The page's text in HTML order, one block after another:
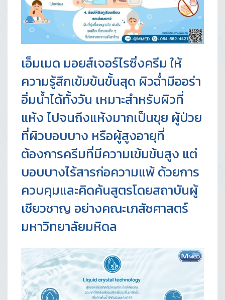
เอ็มเมด มอยส์เจอร์ไรซิ่งครีม ให้
ความรู้สึกเข้มข้นขั้นสุด ผิวฉ่ำมีออร่า
อิ่มน้ำได้ทั้งวัน เหมาะสำหรับผิวที่
แห้ง ไปจนถึงแห้งมากเป็นขุย ผู้ป่วย
ที่ผิวบอบบาง หรือผู้สูงอายุที่
ต้องการครีมที่มีความเข้มข้นสูง แต่
บอบบางไร้สารก่อความแพ้ ด้วยการ
ควบคุมและคิดค้นสูตรโดยสถาบันผู้
เชียวชาญ อย่างคณะเภสัชศาสตร์
มหาวิทยาลัยมหิดล